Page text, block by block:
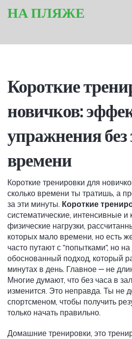
НА ПЛЯЖЕ
Короткие
новичков:
упражнения без
времени
Короткие тренировки для
сколько времени ты тратишь, а
за эти минуты. Короткие
систематические, интенсивные и
физические нагрузки,
которых мало времени, но есть
часто путают с "попытками", но
обоснованный подход, который
минутах в день. Главное — не
Многие думают, что без часа в
изменится. Это неправда. Ты не
спортсменом, чтобы получить
только начать правильно.
Домашние тренировки, это